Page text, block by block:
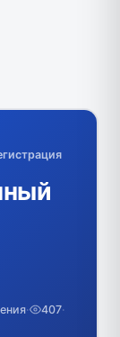
· 407·